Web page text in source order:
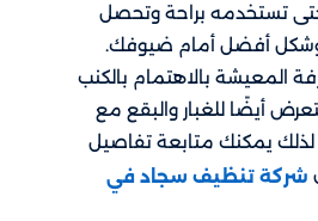
تستخدمه براحة وتحصل
وشكل أفضل أمام ضيوفك.
المعيشة بالاهتمام بالكنب
أيضًا للغبار والبقع مع
لذلك يمكنك متابعة تفاصيل
شركة تنظيف سجاد في